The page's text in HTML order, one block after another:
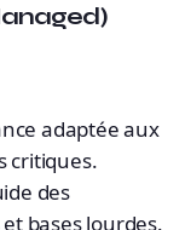
adaptée aux
critiques.
des
bases lourdes.